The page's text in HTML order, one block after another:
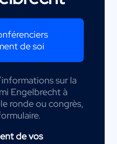
de soi
sur la
Engelbrecht à
ronde ou congrès,
de vos